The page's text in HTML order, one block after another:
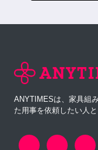
ANYTIMESは、家具組
た用事を依頼したい人